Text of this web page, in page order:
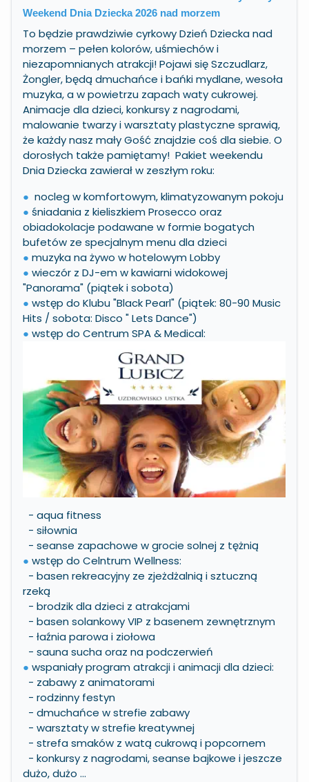
Weekend Dnia Dziecka 2026 nad morzem
To będzie prawdziwie cyrkowy Dzień Dziecka nad
morzem – pełen kolorów, uśmiechów i
niezapomnianych atrakcji! Pojawi się Szczudlarz,
Żongler, będą dmuchańce i bańki mydlane, wesoła
muzyka, a w powietrzu zapach waty cukrowej.
Animacje dla dzieci, konkursy z nagrodami,
malowanie twarzy i warsztaty plastyczne sprawią,
że każdy nasz mały Gość znajdzie coś dla siebie. O
dorosłych także pamiętamy! Pakiet weekendu
Dnia Dziecka zawierał w zeszłym roku:
● nocleg w komfortowym, klimatyzowanym pokoju
● śniadania z kieliszkiem Prosecco oraz
obiadokolacje podawane w formie bogatych
bufetów ze specjalnym menu dla dzieci
● muzyka na żywo w hotelowym Lobby
● wieczór z DJ-em w kawiarni widokowej
"Panorama" (piątek i sobota)
● wstęp do Klubu "Black Pearl" (piątek: 80-90 Music
Hits / sobota: Disco " Lets Dance")
● wstęp do Centrum SPA & Medical:
- aqua fitness
- siłownia
- seanse zapachowe w grocie solnej z tężnią
● wstęp do Celntrum Wellness:
- basen rekreacyjny ze zjeżdżalnią i sztuczną
rzeką
- brodzik dla dzieci z atrakcjami
- basen solankowy VIP z basenem zewnętrznym
- łaźnia parowa i ziołowa
- sauna sucha oraz na podczerwień
● wspaniały program atrakcji i animacji dla dzieci:
- zabawy z animatorami
- rodzinny festyn
- dmuchańce w strefie zabawy
- warsztaty w strefie kreatywnej
- strefa smaków z watą cukrową i popcornem
- konkursy z nagrodami, seanse bajkowe i jeszcze
dużo, dużo ...